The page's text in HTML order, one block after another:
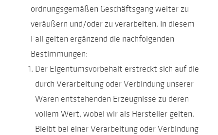
ordnungsgemäßen Geschäftsgang weiter zu
veräußern und/oder zu verarbeiten. In diesem
Fall gelten ergänzend die nachfolgenden
Bestimmungen:
Der Eigentumsvorbehalt erstreckt sich auf die
durch Verarbeitung oder Verbindung unserer
Waren entstehenden Erzeugnisse zu deren
vollem Wert, wobei wir als Hersteller gelten.
Bleibt bei einer Verarbeitung oder Verbindung